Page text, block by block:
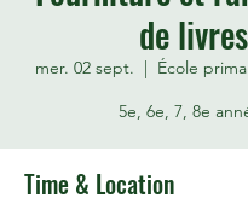
de livres
mer. 02 sept.
  |
École
5e, 6e, 7, 8e
Time & Location